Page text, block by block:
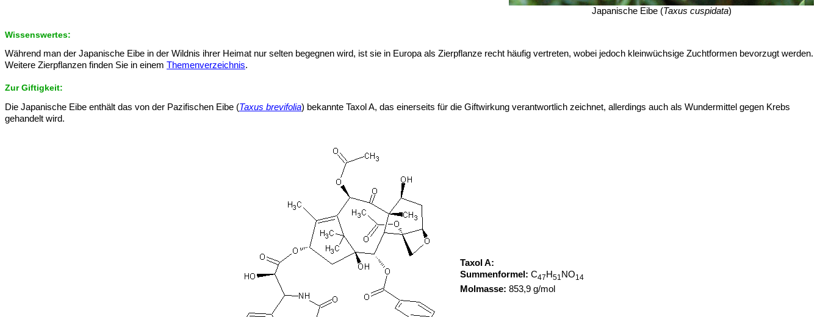
Japanische Eibe (Taxus cuspidata)
Wissenswertes:
Während man der Japanische Eibe in der Wildnis ihrer Heimat nur selten begegnen wird, ist sie in Europa als Zierpflanze recht häufig vertreten, wobei jedoch kleinwüchsige Zuchtformen bevorzugt werden.
Weitere Zierpflanzen finden Sie in einem Themenverzeichnis.
Zur Giftigkeit:
Die Japanische Eibe enthält das von der Pazifischen Eibe (Taxus brevifolia) bekannte Taxol A, das einerseits für die Giftwirkung verantwortlich zeichnet, allerdings auch als Wundermittel gegen Krebs
gehandelt wird.
Taxol A:
Summenformel: C47 H51 NO14
Molmasse: 853,9 g/mol